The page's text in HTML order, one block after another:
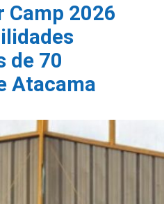
Camp 2026
de 70
Atacama